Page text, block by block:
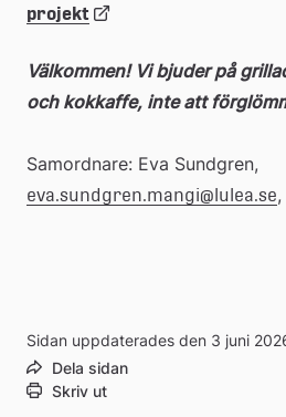
projekt Länk
till
webbplats
Välkommen! Vi bjuder på
och kokkaffe, inte att
eva.sundgren.mangi@lulea.se
Sidan uppdaterades den 3 juni
Dela sidan
Skriv ut